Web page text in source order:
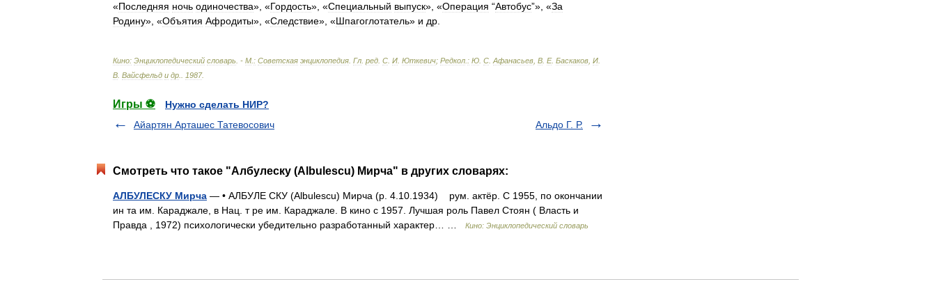
«Последняя ночь одиночества», «Гордость», «Специальный выпуск», «Операция “Автобус”», «За
Родину», «Объятия Афродиты», «Следствие», «Шпагоглотатель» и др
Кино: Энциклопедический словарь . - М : Советская энциклопедия Гл ред С И Юткевич; Редкол : Ю С Афанасьев В Е. Баскаков И
В Вайсфельд и др 1987.
Игры ⚽
Нужно сделать НИР?
Айартян Арташес Татевосович
Альдо Г. Р.
Смотреть что такое "Албулеску (Albulescu) Мирча" в других словарях:
АЛБУЛЕСКУ Мирча — • АЛБУЛЕ СКУ (Albulescu) Мирча (р. 4.10.1934) рум. актёр. С 1955, по окончании
ин та им. Караджале, в Нац. т ре им. Караджале. В кино с 1957. Лучшая роль Павел Стоян ( Власть и
Правда , 1972) психологически убедительно разработанный характер… …
Кино: Энциклопедический словарь